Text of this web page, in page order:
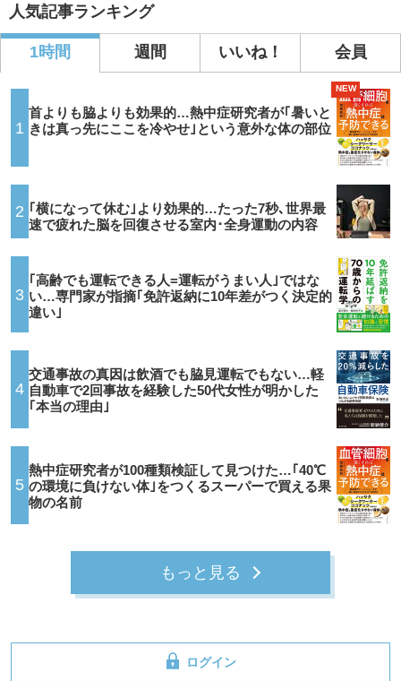
人気記事ランキング
1時間 週間 いいね！ 会員
1
首よりも脇よりも効果的…熱中症研究者が｢暑いと
きは真っ先にここを冷やせ｣という意外な体の部位
NEW
2 ｢横になって休む｣より効果的…たった7秒､世界最
速で疲れた脳を回復させる室内･全身運動の内容
3
｢高齢でも運転できる人=運転がうまい人｣ではな
い…専門家が指摘｢免許返納に10年差がつく決定的
違い｣
4
交通事故の真因は飲酒でも脇見運転でもない…軽
自動車で2回事故を経験した50代女性が明かした
｢本当の理由｣
5
熱中症研究者が100種類検証して見つけた…｢40℃
の環境に負けない体｣をつくるスーパーで買える果
物の名前
もっと見る
ログイン